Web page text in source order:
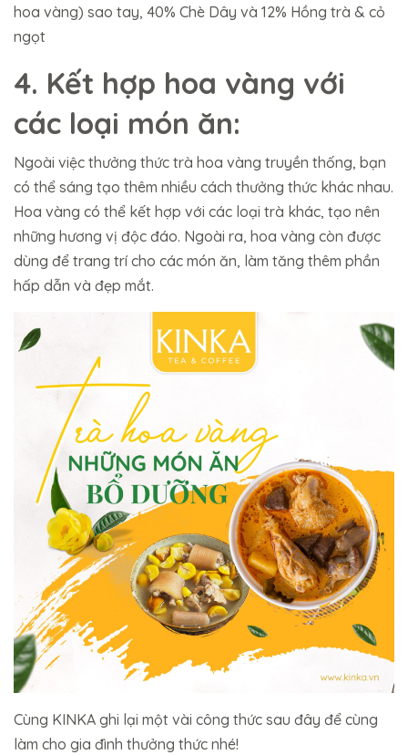
hoa vàng) sao tay, 40% Chè Dây và 12% Hồng trà & cỏ
ngọt
4. Kết hợp hoa vàng với
các loại món ăn:
Ngoài việc thưởng thức trà hoa vàng truyền thống, bạn
có thể sáng tạo thêm nhiều cách thưởng thức khác nhau.
Hoa vàng có thể kết hợp với các loại trà khác, tạo nên
những hương vị độc đáo. Ngoài ra, hoa vàng còn được
dùng để trang trí cho các món ăn, làm tăng thêm phần
hấp dẫn và đẹp mắt.
Cùng KINKA ghi lại một vài công thức sau đây để cùng
làm cho gia đình thưởng thức nhé!